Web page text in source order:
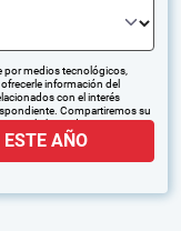
por medios tecnológicos,
información del
con el interés
Compartiremos su
acuerdo a su petición.
AÑO